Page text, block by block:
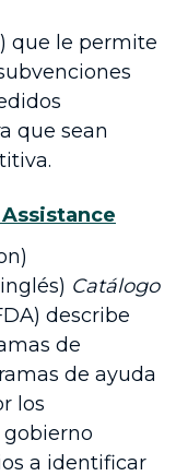
que le permite
que sean
Catálogo
describe
de
de ayuda
los
a identificar